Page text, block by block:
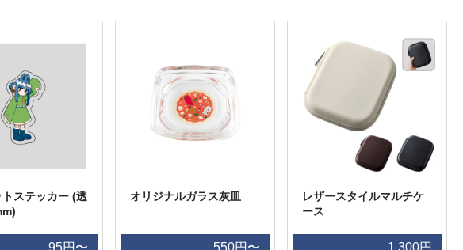
トステッカー (透
95円〜
オリジナルガラス灰皿
550円〜
レザースタイルマルチケ
ース
1,300円